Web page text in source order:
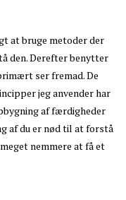
at bruge metoder der
den. Derefter benytter
ser fremad. De
jeg anvender har
af færdigheder
af du er nød til at forstå
nemmere at få et